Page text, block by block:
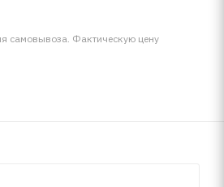
самовывоза. Фактическую цену